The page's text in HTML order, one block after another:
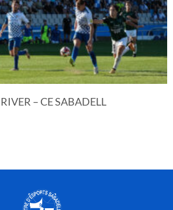
– CE SABADELL